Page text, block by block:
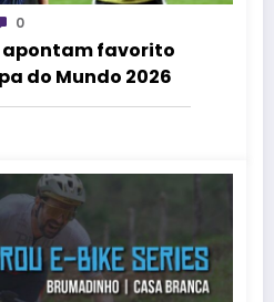
0
apontam favorito
do Mundo 2026